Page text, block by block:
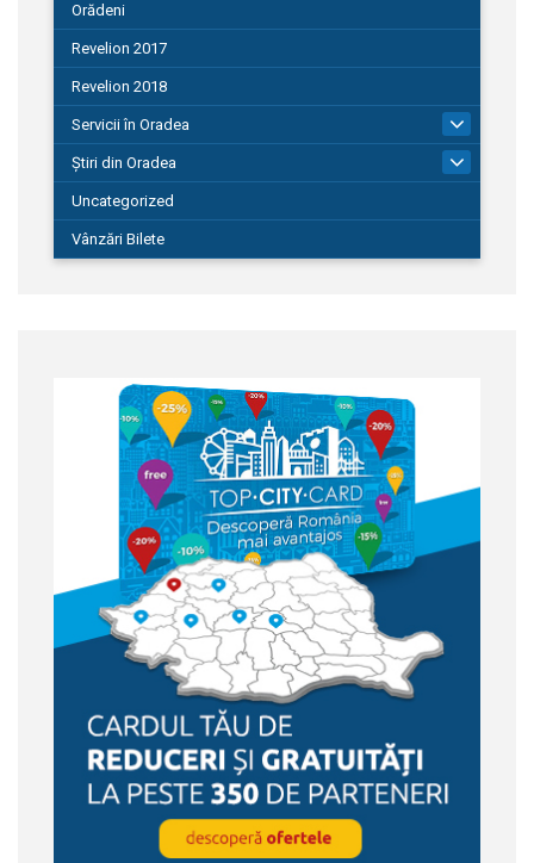
Orădeni
Revelion 2017
Revelion 2018
Servicii în Oradea
Știri din Oradea
Uncategorized
Vânzări Bilete